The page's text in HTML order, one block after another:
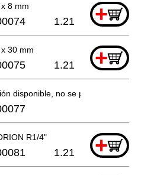
8 mm +
1.21
30 mm +
1.21
disponible, no se puede pedir
R1/4" +
1.21